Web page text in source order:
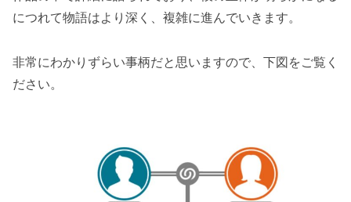
につれて物語はより深く、複雑に進んでいきます。
非常にわかりずらい事柄だと思いますので、下図をご覧く
ださい。